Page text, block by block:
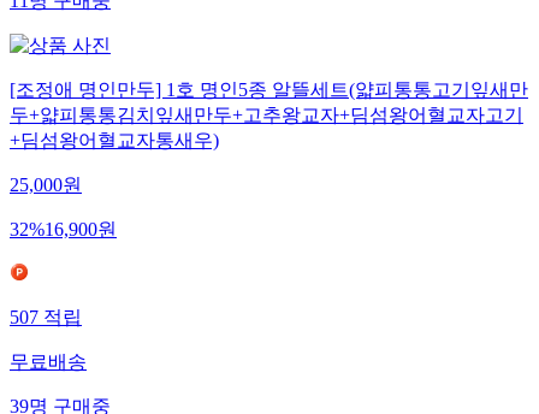
11명구매중
[조정애 명인만두] 1호 명인5종 알뜰세트(얇피통통고기잎새만
두+얇피통통김치잎새만두+고추왕교자+딤섬왕어혈교자고기
+딤섬왕어혈교자통새우)
25,000원
32%16,900원
507적립
무료배송